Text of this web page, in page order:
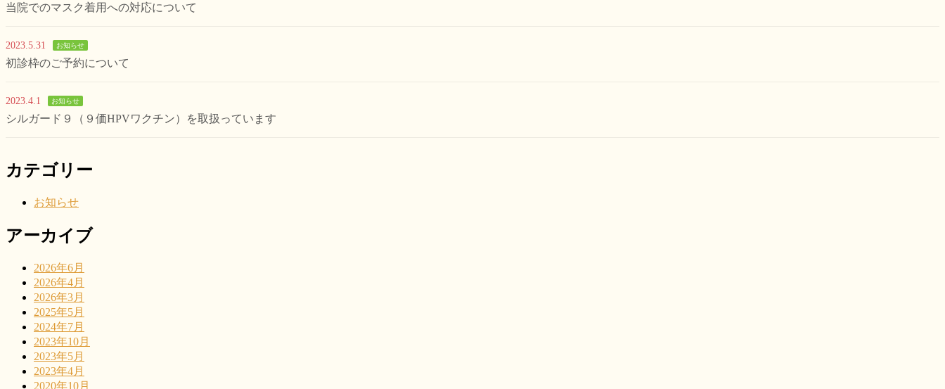
当院でのマスク着用への対応について
2023.5.31 お知らせ
初診枠のご予約について
2023.4.1 お知らせ
シルガード９（９価HPVワクチン）を取扱っています
カテゴリー
お知らせ
アーカイブ
2026年6月
2026年4月
2026年3月
2025年5月
2024年7月
2023年10月
2023年5月
2023年4月
2020年10月